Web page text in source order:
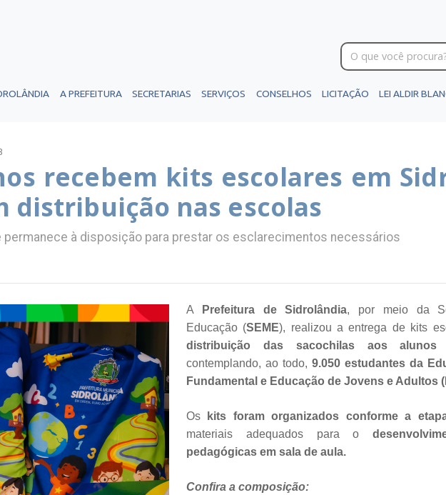
A PREFEITURA SECRETARIAS SERVIÇOS CONSELHOS LICITAÇÃO LEI ALDIR
recebem kits escolares em
distribuição nas escolas
permanece à disposição para prestar os esclarecimentos necessários
A Prefeitura de Sidrolândia, por meio da
Educação (SEME), realizou a entrega de kits
distribuição das sacochilas aos alunos
contemplando, ao todo, 9.050 estudantes da
Fundamental e Educação de Jovens e Adultos
Os kits foram organizados conforme a
materiais adequados para o
pedagógicas em sala de aula.
Confira a composição: